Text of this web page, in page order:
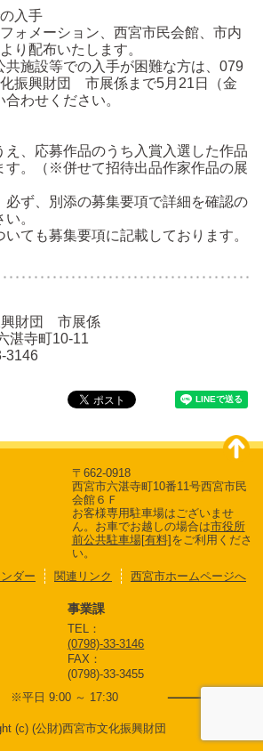
入手
ォメーション、西宮市民会館、市内
り配布いたします。
施設等での入手が困難な方は、079
振興財団 市展係まで5月21日（金
わせください。
え、応募作品のうち入賞入選した作品
す。（※併せて招待出品作家作品の展
必ず、別添の募集要項で詳細を確認の
。
いても募集要項に記載しております。
興財団 市展係
湛寺町10-11
3146
ダー 関連リンク 西宮市ホームページへ
〒662-0918
西宮市六湛寺町10番11号西宮市民
会館６Ｆ
お客様専用駐車場はございませ
ん。 お車でお越しの場合は市役所
前公共駐車場[有料] をご利用くださ
い。
事業課
TEL：
(0798)-33-3146
FAX：
(0798)-33-3455
※平日 9:00 ～ 17:30
(c) (公財)西宮市文化振興財団